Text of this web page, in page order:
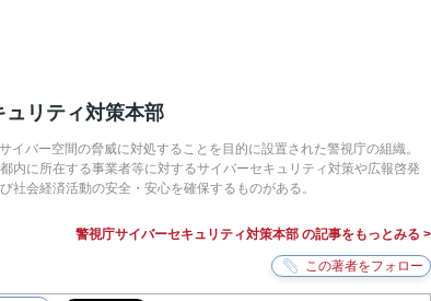
リティ対策本部
イバー空間の脅威に対処することを目的に設置された警視庁の組織。
内に所在する事業者等に対するサイバーセキュリティ対策や広報啓発
社会経済活動の安全・安心を確保するものがある。
警視庁サイバーセキュリティ対策本部 の記事をもっとみる >